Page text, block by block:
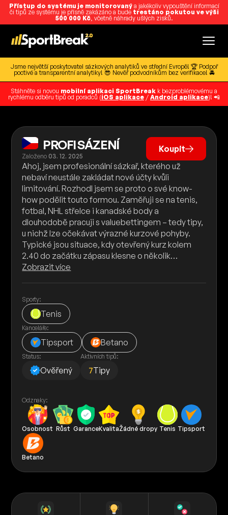
Přístup do systému je monitorovanýa jakékoliv vypouštění informací
či tipů ze systému je přísně zakázáno a bude trestáno pokutou ve výši
500 000 Kč, včetně náhrady ušlých zisků.
Jsme největší poskytovatel sázkových analytiků ve střední Evropě! 🏆 Podpoř
poctivé a transparentní analytiky! 😎 Nevěř podvodníkům bez verifikace! 🚔
Stáhněte si novou mobilní aplikaci SportBreak k bezproblémovému a
rychlému odběru tipů od poradců (iOS aplikace / Android aplikace)! 📲
PROFI SÁZENÍ
Založeno 03. 12. 2025
Koupit
Ahoj, jsem profesionální sázkař, kterého už
nebaví neustále zakládat nové účty kvůli
limitování. Rozhodl jsem se proto o své know-
how podělit touto formou. Zaměřuji se na tenis,
fotbal, NHL střelce i kanadské body a
dlouhodobě pracuji s valuebettingem – tedy tipy,
u nichž lze očekávat výrazné kurzové pohyby.
Typické jsou situace, kdy otevřený kurz kolem
2.40 do začátku zápasu klesne o několik…
Zobrazit více
Sporty:
Tenis
Kanceláře:
Tipsport Betano
Status:
Ověřený
Aktivních tipů:
7Tipy
Odznaky:
Osobnost Růst GaranceKvalitaŽádné dropy Tenis Tipsport
Betano